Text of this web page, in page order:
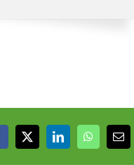
X LinkedIn
E-